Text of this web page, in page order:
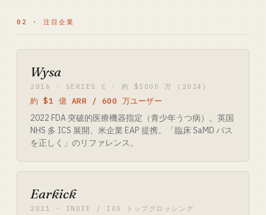
02 · 注目企業
Wysa
2016 · SERIES C · 約 $5000 万 (2024)
約 $1 億 ARR / 600 万ユーザー
2022 FDA 突破的医療機器指定（青少年うつ病）。英国
NHS 多 ICS 展開、米企業 EAP 提携。「臨床 SaMD パス
を正しく」のリファレンス。
Earkick
2021 · INDIE / IOS トップグロッシング